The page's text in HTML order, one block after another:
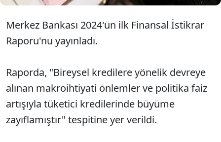
Merkez Bankası 2024'ün ilk Finansal İstikrar
Raporu'nu yayınladı.
Raporda, "Bireysel kredilere yönelik devreye
alınan makroihtiyati önlemler ve politika faiz
artışıyla tüketici kredilerinde büyüme
zayıflamıştır" tespitine yer verildi.